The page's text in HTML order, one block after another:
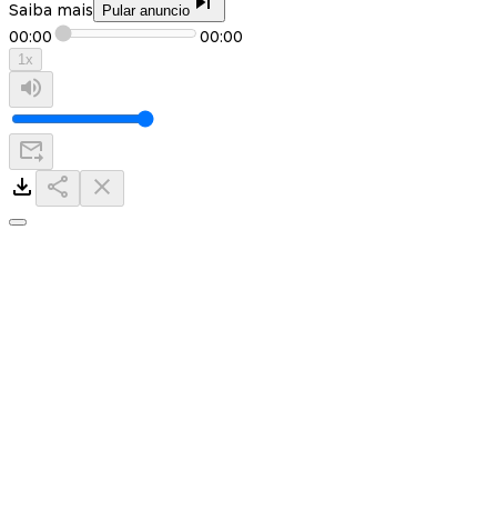
Saiba mais Pular anuncio
00:00 00:00
1x